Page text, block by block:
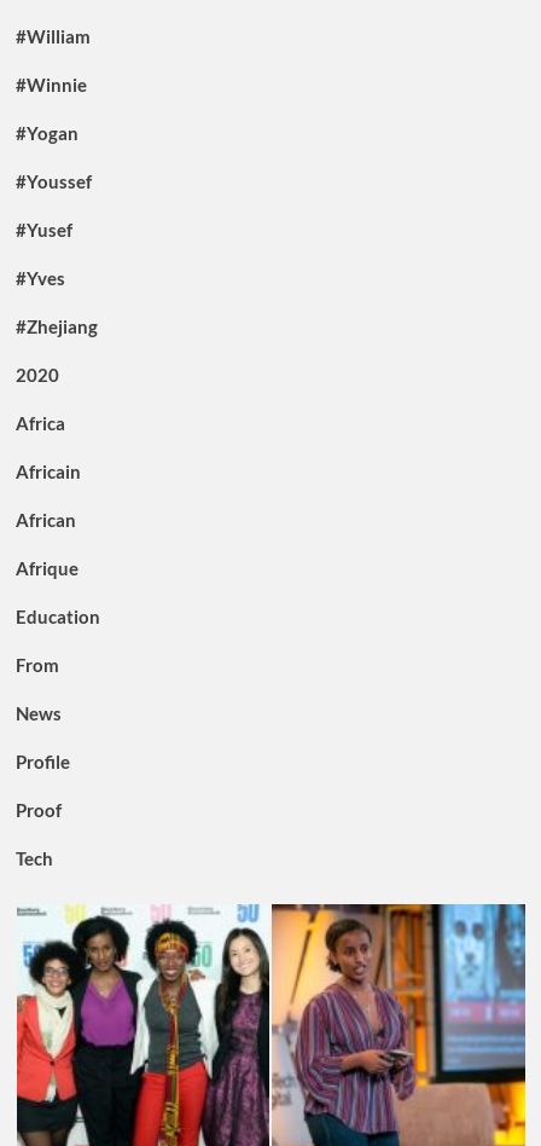
#William
#Winnie
#Yogan
#Youssef
#Yusef
#Yves
#Zhejiang
2020
Africa
Africain
African
Afrique
Education
From
News
Profile
Proof
Tech